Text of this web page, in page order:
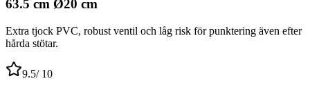
63.5 cm Ø20 cm
Extra tjock PVC, robust ventil och låg risk för punktering även efter
hårda stötar.
9.5/ 10